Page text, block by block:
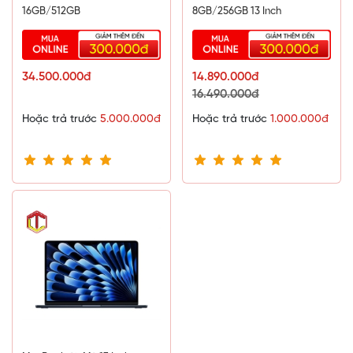
MacBook Air M4 được trang bị hệ thống 4 loangoài mạnh
động, rõ ràng và có chiều sâu. Nhờ khả năng tái tạo âm
thanh vòm, người dùng có thể tận hưởng trải nghiệm nghe
nhạc, xem phim hoặc gọi video với chất lượng âm thanh
trung thực và chi tiết. Hệ thống
chất lượng thu âm, đảm bảo giọng nói rõ ràng trong các cuộc
gọi hội nghị hoặc khi sử dụng trợ lý ảo Siri.
16GB/512GB
34.500.000đ
Hoặc trả trước 5.000.000đ
8GB/256GB 13 Inch
14.890.000đ
16.490.000đ
Hoặc trả trước 1.000.000đ